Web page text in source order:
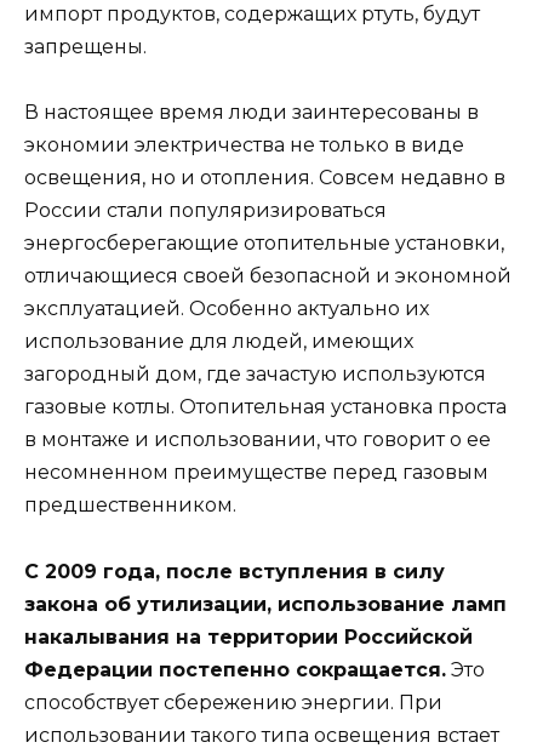
импорт продуктов, содержащих ртуть, будут
запрещены.
В настоящее время люди заинтересованы в
экономии электричества не только в виде
освещения, но и отопления. Совсем недавно в
России стали популяризироваться
энергосберегающие отопительные установки,
отличающиеся своей безопасной и экономной
эксплуатацией. Особенно актуально их
использование для людей, имеющих
загородный дом, где зачастую используются
газовые котлы. Отопительная установка проста
в монтаже и использовании, что говорит о ее
несомненном преимуществе перед газовым
предшественником.
С 2009 года, после вступления в силу
закона об утилизации, использование ламп
накалывания на территории Российской
Федерации постепенно сокращается. Это
способствует сбережению энергии. При
использовании такого типа освещения встает